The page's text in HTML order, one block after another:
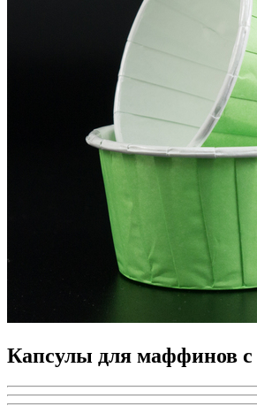
Капсулы для маффинов